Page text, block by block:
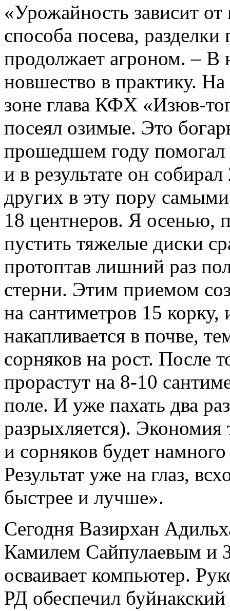
«Урожайность зависит
способа посева,
продолжает агроном. –
новшество в практику.
зоне глава КФХ «Изюв-
посеял озимые. Это
прошедшем году помогал
и в результате он
других в эту пору
18 центнеров. Я осенью,
пустить тяжелые диски
протоптав лишний раз
стерни. Этим приемом
на сантиметров 15 корку,
накапливается в почве,
сорняков на рост. После
прорастут на 8-10
поле. И уже пахать два
разрыхляется). Экономия
и сорняков будет
Результат уже на глаз,
быстрее и лучше».
Сегодня Вазирхан
Камилем Сайпулаевым и
осваивает компьютер.
РД обеспечил